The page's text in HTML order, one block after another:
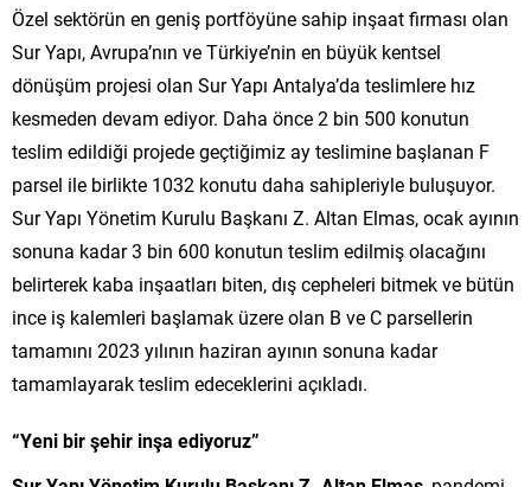
Özel sektörün en geniş portföyüne sahip inşaat firması olan
Sur Yapı, Avrupa’nın ve Türkiye’nin en büyük kentsel
dönüşüm projesi olan Sur Yapı Antalya’da teslimlere hız
kesmeden devam ediyor. Daha önce 2 bin 500 konutun
teslim edildiği projede geçtiğimiz ay teslimine başlanan F
parsel ile birlikte 1032 konutu daha sahipleriyle buluşuyor.
Sur Yapı Yönetim Kurulu Başkanı Z. Altan Elmas, ocak ayının
sonuna kadar 3 bin 600 konutun teslim edilmiş olacağını
belirterek kaba inşaatları biten, dış cepheleri bitmek ve bütün
ince iş kalemleri başlamak üzere olan B ve C parsellerin
tamamını 2023 yılının haziran ayının sonuna kadar
tamamlayarak teslim edeceklerini açıkladı.
“Yeni bir şehir inşa ediyoruz”